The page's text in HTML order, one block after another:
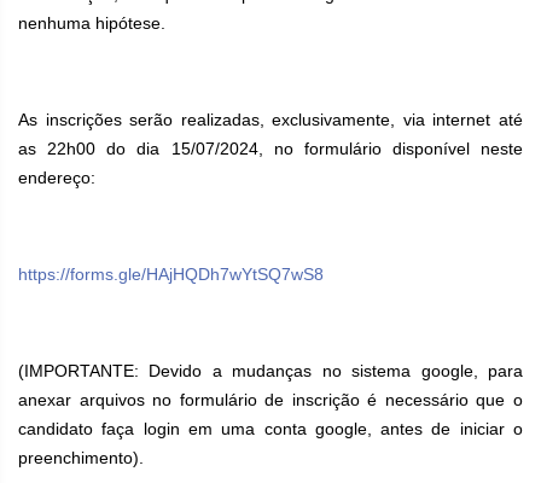
nenhuma hipótese.
As inscrições serão realizadas, exclusivamente, via internet até
as 22h00 do dia 15/07/2024, no formulário disponível neste
endereço:
https://forms.gle/HAjHQDh7wYtSQ7wS8
(IMPORTANTE: Devido a mudanças no sistema google, para
anexar arquivos no formulário de inscrição é necessário que o
candidato faça login em uma conta google, antes de iniciar o
preenchimento).